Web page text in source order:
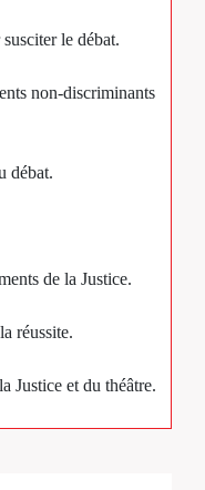
le débat.
non-discriminants
débat.
de la Justice.
réussite.
Justice et du théâtre.